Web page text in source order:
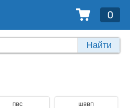
0
Найти
ПВС ШВВП